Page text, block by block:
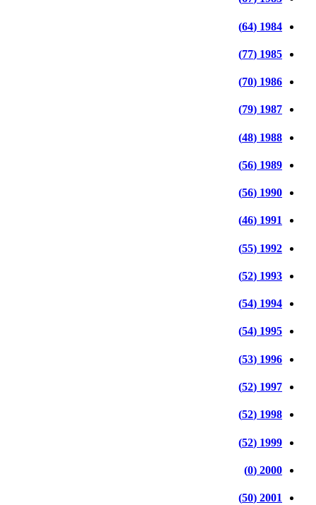
1984 (64)
1985 (77)
1986 (70)
1987 (79)
1988 (48)
1989 (56)
1990 (56)
1991 (46)
1992 (55)
1993 (52)
1994 (54)
1995 (54)
1996 (53)
1997 (52)
1998 (52)
1999 (52)
2000 (0)
2001 (50)